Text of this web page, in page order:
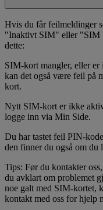
Hvis du får feilmeldinger
"Inaktivt SIM" eller "SIM
dette:
SIM-kort mangler, eller
kan det også være feil på
kort.
Nytt SIM-kort er ikke
logge inn via Min Side.
Du har tastet feil PIN-
den finner du også om du
Tips: Før du kontakter
du avklart om problemet
noe galt med SIM-kortet,
kontakt med oss for hjelp